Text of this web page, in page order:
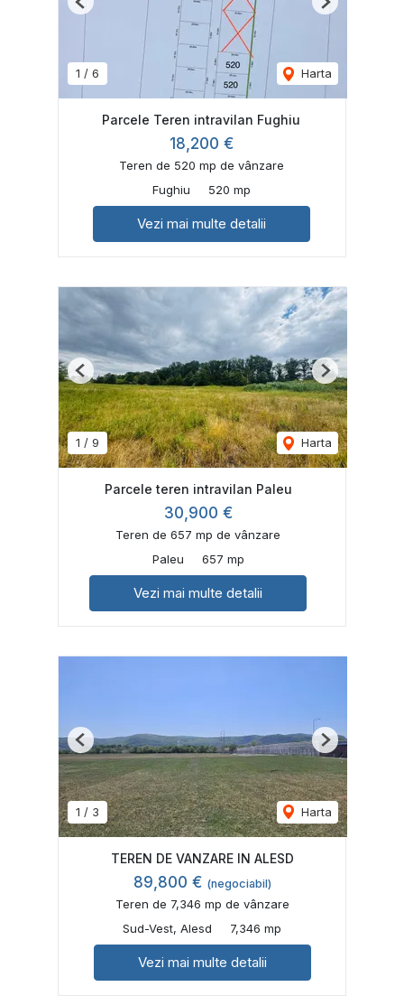
1 / 6 Harta
Previous Next
Parcele Teren intravilan Fughiu
18,200 €
Teren de 520 mp de vânzare
Fughiu
520 mp
Vezi mai multe detalii
1 / 9 Harta
Previous Next
Parcele teren intravilan Paleu
30,900 €
Teren de 657 mp de vânzare
Paleu
657 mp
Vezi mai multe detalii
1 / 3 Harta
Previous Next
TEREN DE VANZARE IN ALESD
89,800 € (negociabil)
Teren de 7,346 mp de vânzare
Sud-Vest, Alesd
7,346 mp
Vezi mai multe detalii